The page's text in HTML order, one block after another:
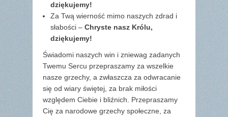
dziękujemy!
Za Twą wierność mimo naszych zdrad i
słabości – Chryste nasz Królu,
dziękujemy!
Świadomi naszych win i zniewag zadanych
Twemu Sercu przepraszamy za wszelkie
nasze grzechy, a zwłaszcza za odwracanie
się od wiary świętej, za brak miłości
względem Ciebie i bliźnich. Przepraszamy
Cię za narodowe grzechy społeczne, za